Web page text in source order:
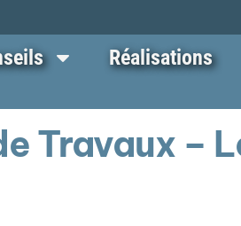
Réalisations
Travaux –